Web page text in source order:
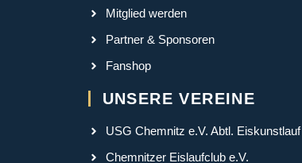
Mitglied werden
Partner & Sponsoren
Fanshop
UNSERE VEREINE
USG Chemnitz e.V. Abtl. Eiskunstlauf
Chemnitzer Eislaufclub e.V.